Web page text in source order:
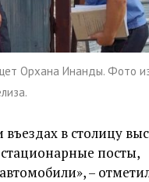
Орхана Инанды. Фото
въездах в столицу
посты,
–